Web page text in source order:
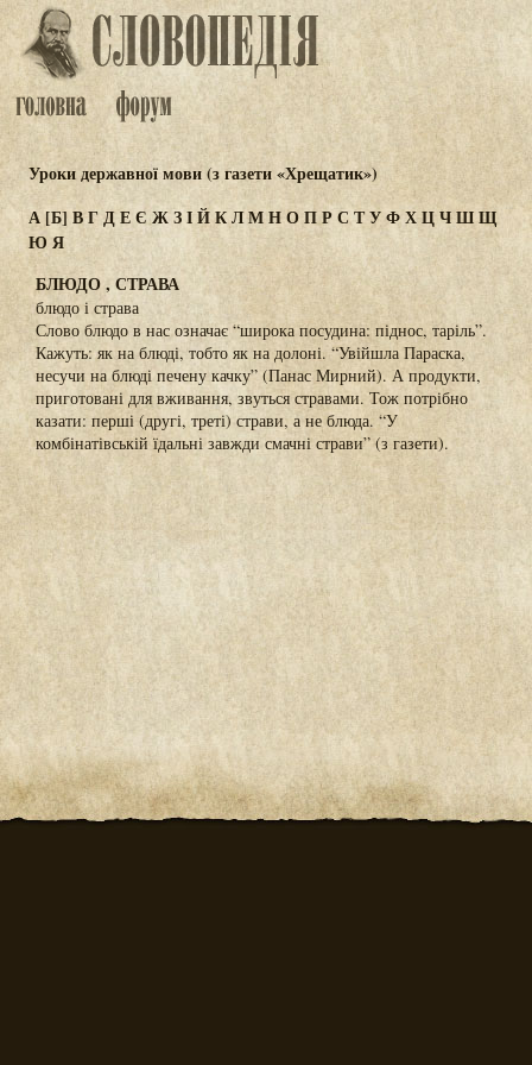
Уроки державної мови (з газети «Хрещатик»)
А[Б] ВГДЕЄ ЖЗІЙКЛМНОПРСТУФХЦЧШЩ
Ю Я
БЛЮДО , СТРАВА
блюдо і страва
Слово блюдо в нас означає “широка посудина: піднос, таріль”.
Кажуть: як на блюді, тобто як на долоні. “Увійшла Параска,
несучи на блюді печену качку” (Панас Мирний). А продукти,
приготовані для вживання, звуться стравами. Тож потрібно
казати: перші (другі, треті) страви, а не блюда. “У
комбінатівській їдальні завжди смачні страви” (з газети).